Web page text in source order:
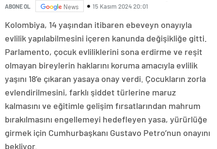
ABONE OL News 15 Kasım 2024 20:01
Kolombiya, 14 yaşından itibaren ebeveyn onayıyla
evlilik yapılabilmesini içeren kanunda değişikliğe gitti.
Parlamento, çocuk evliliklerini sona erdirme ve reşit
olmayan bireylerin haklarını koruma amacıyla evlilik
yaşını 18’e çıkaran yasaya onay verdi. Çocukların zorla
evlendirilmesini, farklı şiddet türlerine maruz
kalmasını ve eğitimle gelişim fırsatlarından mahrum
bırakılmasını engellemeyi hedefleyen yasa, yürürlüğe
girmek için Cumhurbaşkanı Gustavo Petro’nun onayını
bekliyor.